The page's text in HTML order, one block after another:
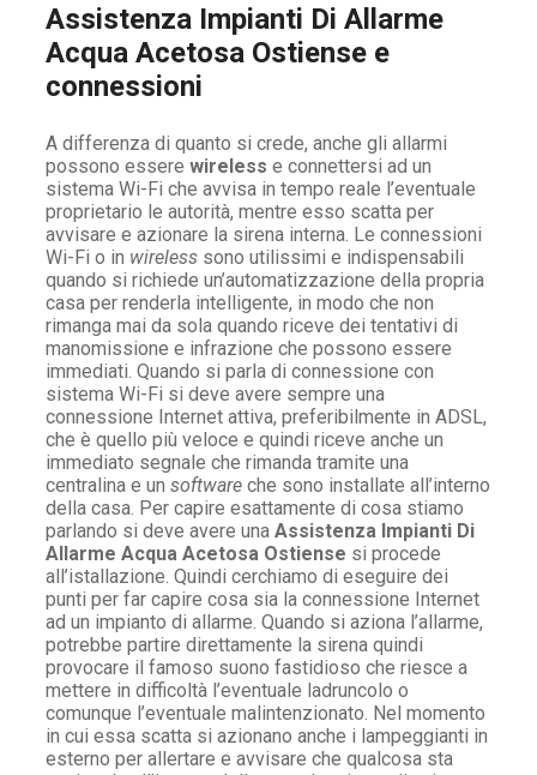
Assistenza Impianti Di Allarme
Acqua Acetosa Ostiense e
connessioni
A differenza di quanto si crede, anche gli allarmi
possono essere wireless e connettersi ad un
sistema Wi-Fi che avvisa in tempo reale l’eventuale
proprietario le autorità, mentre esso scatta per
avvisare e azionare la sirena interna. Le connessioni
Wi-Fi o in wireless sono utilissimi e indispensabili
quando si richiede un’automatizzazione della propria
casa per renderla intelligente, in modo che non
rimanga mai da sola quando riceve dei tentativi di
manomissione e infrazione che possono essere
immediati. Quando si parla di connessione con
sistema Wi-Fi si deve avere sempre una
connessione Internet attiva, preferibilmente in ADSL,
che è quello più veloce e quindi riceve anche un
immediato segnale che rimanda tramite una
centralina e un software che sono installate all’interno
della casa. Per capire esattamente di cosa stiamo
parlando si deve avere una Assistenza Impianti Di
Allarme Acqua Acetosa Ostiense si procede
all’istallazione. Quindi cerchiamo di eseguire dei
punti per far capire cosa sia la connessione Internet
ad un impianto di allarme. Quando si aziona l’allarme,
potrebbe partire direttamente la sirena quindi
provocare il famoso suono fastidioso che riesce a
mettere in difficoltà l’eventuale ladruncolo o
comunque l’eventuale malintenzionato. Nel momento
in cui essa scatta si azionano anche i lampeggianti in
esterno per allertare e avvisare che qualcosa sta